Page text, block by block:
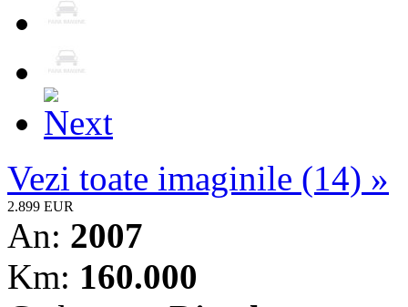
Vezi toate imaginile (14) »
2.899 EUR
An: 2007
Km: 160.000